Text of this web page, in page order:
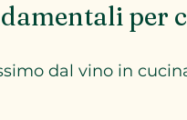
per
dal vino in